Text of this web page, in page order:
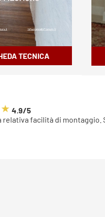
TECNICA
4.9/5
facilità di montaggio.